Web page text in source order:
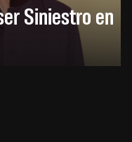
Siniestro en